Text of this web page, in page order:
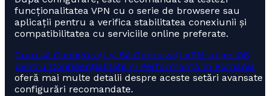
funcționalitatea VPN cu o serie de browsere sau
aplicații pentru a verifica stabilitatea conexiunii și
compatibilitatea cu serviciile online preferate.
Cum să Configurați și Să Optimizați VPN-ul pe iOS
pentru Confidențialitate și Performanță în România
oferă mai multe detalii despre aceste setări avansate
configurări recomandate.